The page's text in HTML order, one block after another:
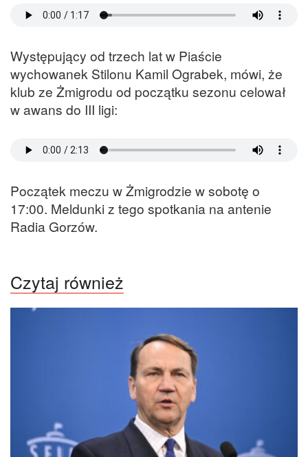
Występujący od trzech lat w Piaście
wychowanek Stilonu Kamil Ograbek, mówi, że
klub ze Żmigrodu od początku sezonu celował
w awans do III ligi:
Początek meczu w Żmigrodzie w sobotę o
17:00. Meldunki z tego spotkania na antenie
Radia Gorzów.
Czytaj również